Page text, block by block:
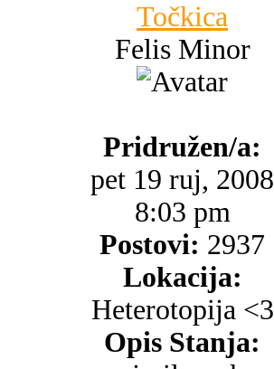
Točkica
Felis Minor
Pridružen/a:
pet 19 ruj, 2008
8:03 pm
Postovi: 2937
Lokacija:
Heterotopija <3
Opis Stanja: